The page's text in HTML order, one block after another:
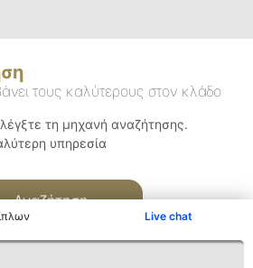
Live chat
τους καλύτερους στον κλάδο
τη μηχανή αναζήτησης.
υπηρεσία
Αναζήτηση